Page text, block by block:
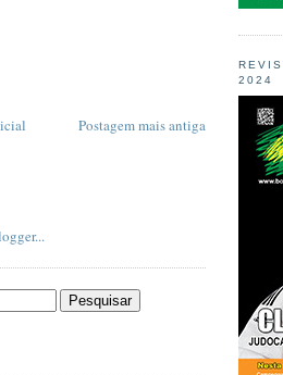
Postagem mais antiga
2024